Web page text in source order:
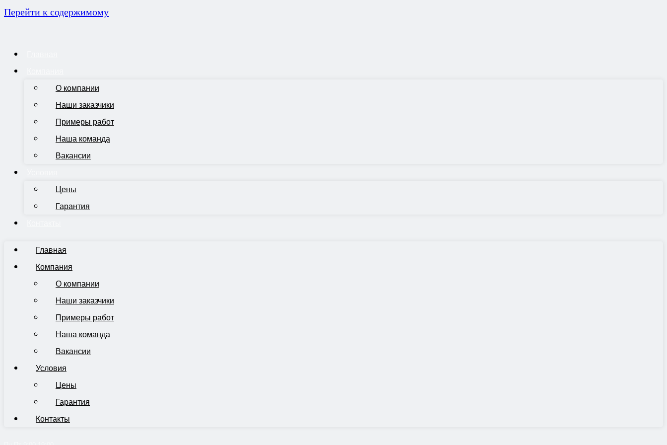
Перейти к содержимому
О компании
Наши заказчики
Примеры работ
Наша команда
Вакансии
Цены
Гарантия
Главная
Компания
О компании
Наши заказчики
Примеры работ
Наша команда
Вакансии
Условия
Цены
Гарантия
Контакты